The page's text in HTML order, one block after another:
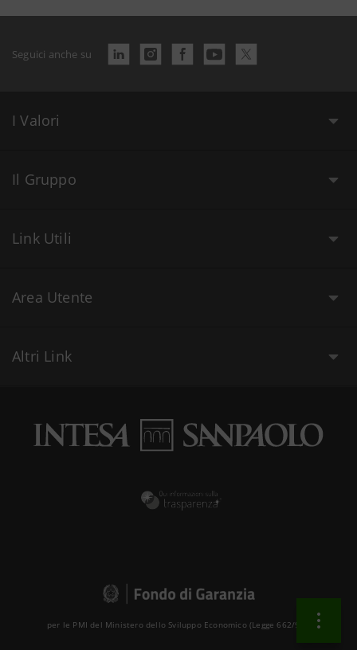
Seguici anche su
I Valori
Il Gruppo
Link Utili
Area Utente
Altri Link
per le PMI del Ministero dello Sviluppo Economico (Legge 662/96 )